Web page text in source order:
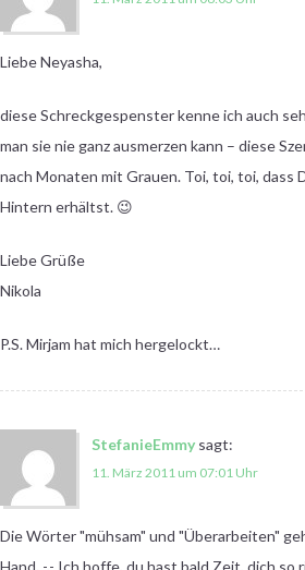
Liebe Neyasha,
diese Schreckgespenster kenne ich auch
man sie nie ganz ausmerzen kann – diese
nach Monaten mit Grauen. Toi, toi, toi, dass
Hintern erhältst. 😉
Liebe Grüße
Nikola
P.S. Mirjam hat mich hergelockt…
StefanieEmmy sagt:
11. März 2011 um 07:01 Uhr
Die Wörter "mühsam" und "Überarbeiten"
Hand. -.- Ich hoffe, du hast bald Zeit, dich so